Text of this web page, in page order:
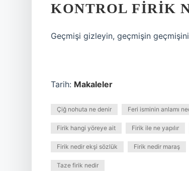
KONTROL FIRIK
Geçmişi gizleyin, geçmişin
Tarih: Makaleler
Çiğ nohuta ne denir Feri isminin anlamı
Firik hangi yöreye ait Firik ile ne yapılır
Firik nedir ekşi sözlük Firik nedir maraş
Taze firik nedir